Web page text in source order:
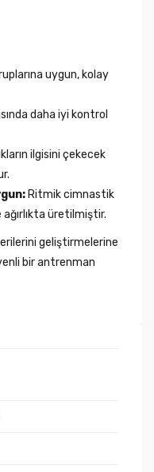
uygun, kolay
daha iyi kontrol
ilgisini çekecek
Ritmik cimnastik
üretilmiştir.
geliştirmelerine
bir antrenman